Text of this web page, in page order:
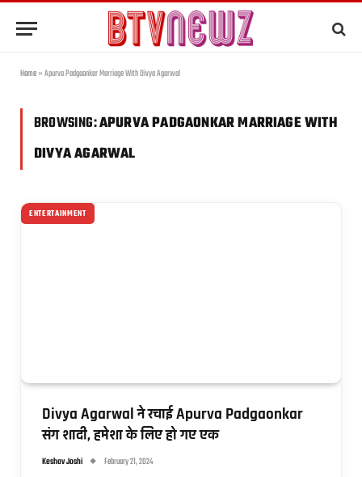
Home»Apurva Padgaonkar Marriage With Divya Agarwal
BROWSING:APURVA PADGAONKAR MARRIAGE WITH
DIVYA AGARWAL
ENTERTAINMENT
Divya Agarwal ने रचाई Apurva Padgaonkar
संग शादी, हमेशा के लिए हो गए एक
Keshav Joshi February 21, 2024